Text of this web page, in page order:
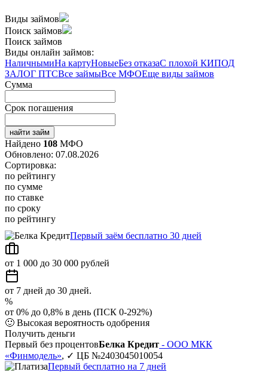
Виды займов
Поиск займов
Поиск займов
Виды онлайн займов:
НаличнымиНа картуНовыеБез отказаС плохой КИПОД
ЗАЛОГ ПТСВсе займыВсе МФОЕще виды займов
Сумма
Срок погашения
найти займ
Найдено 108 МФО
Обновлено: 07.08.2026
Сортировка:
по рейтингу
по сумме
по ставке
по сроку
по рейтингу
Первый заём бесплатно 30 дней
от 1 000 до 30 000 рублей
от 7 дней до 30 дней.
%
от 0% до 0,8% в день (ПСК 0-292%)
🙂 Высокая вероятность одобрения
Получить деньги
Первый без процентовБелка Кредит - ООО МКК
«Финмодель», ✓ ЦБ №2403045010054
Первый бесплатно на 7 дней